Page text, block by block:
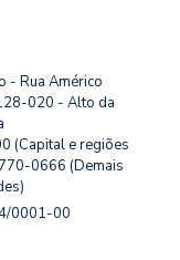
- Rua Américo
020 - Alto da
(Capital e regiões
0666 (Demais
0001-00